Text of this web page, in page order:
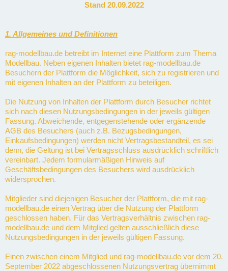
Stand 20.09.2022
1. Allgemeines und Definitionen
rag-modellbau.de betreibt im Internet eine Plattform zum Thema
Modellbau. Neben eigenen Inhalten bietet rag-modellbau.de
Besuchern der Plattform die Möglichkeit, sich zu registrieren und
mit eigenen Inhalten an der Plattform zu beteiligen.
Die Nutzung von Inhalten der Plattform durch Besucher richtet
sich nach diesen Nutzungsbedingungen in der jeweils gültigen
Fassung. Abweichende, entgegenstehende oder ergänzende
AGB des Besuchers (auch z.B. Bezugsbedingungen,
Einkaufsbedingungen) werden nicht Vertragsbestandteil, es sei
denn, die Geltung ist bei Vertragsschluss ausdrücklich schriftlich
vereinbart. Jedem formularmäßigen Hinweis auf
Geschäftsbedingungen des Besuchers wird ausdrücklich
widersprochen.
Mitglieder sind diejenigen Besucher der Plattform, die mit rag-
modellbau.de einen Vertrag über die Nutzung der Plattform
geschlossen haben. Für das Vertragsverhältnis zwischen rag-
modellbau.de und dem Mitglied gelten ausschließlich diese
Nutzungsbedingungen in der jeweils gültigen Fassung.
Einen zwischen einem Mitglied und rag-modellbau.de vor dem 20.
September 2022 abgeschlossenen Nutzungsvertrag übernimmt